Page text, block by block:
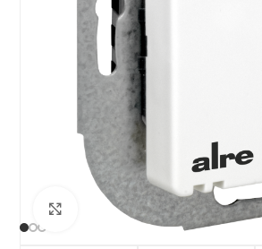
Haga clic para ampliar